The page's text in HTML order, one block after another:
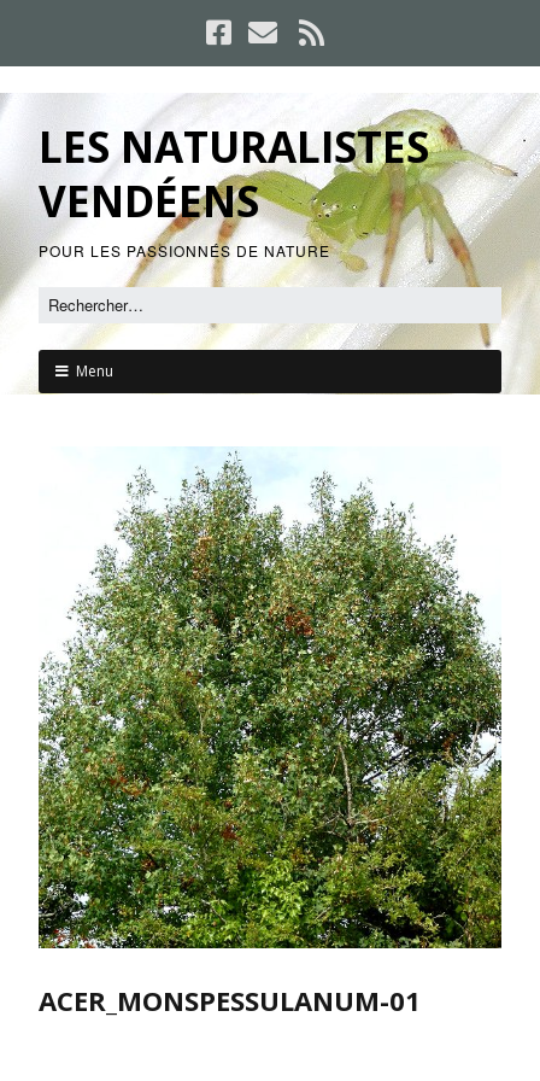
LES NATURALISTES
VENDÉENS
POUR LES PASSIONNÉS DE NATURE
Menu
ACER_MONSPESSULANUM-01